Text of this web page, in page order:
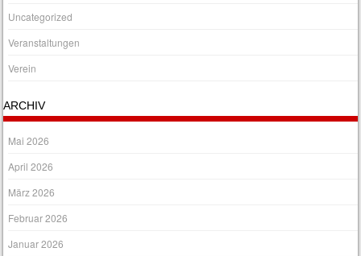
Uncategorized
Veranstaltungen
Verein
ARCHIV
Mai 2026
April 2026
März 2026
Februar 2026
Januar 2026